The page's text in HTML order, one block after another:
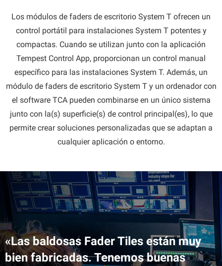
Los módulos de faders de escritorio System T ofrecen un
control portátil para instalaciones System T potentes y
compactas. Cuando se utilizan junto con la aplicación
Tempest Control App, proporcionan un control manual
específico para las instalaciones System T. Además, un
módulo de faders de escritorio System T y un ordenador con
el software TCA pueden combinarse en un único sistema
junto con la(s) superficie(s) de control principal(es), lo que
permite crear soluciones personalizadas que se adaptan a
cualquier aplicación o entorno.
«Las baldosas Fader Tiles están muy
bien fabricadas. Tenemos buenas